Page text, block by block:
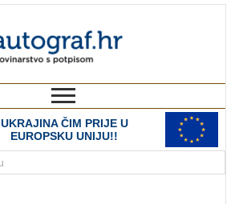
UKRAJINA ČIM PRIJE U
EUROPSKU UNIJU!!